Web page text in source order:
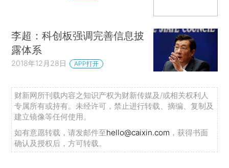
李超：科创板强调完善信息披
露体系
2018年12月28日 APP打开
财新网所刊载内容之知识产权为财新传媒及/或相关权利人
专属所有或持有。未经许可，禁止进行转载、摘编、复制及
建立镜像等任何使用。
如有意愿转载，请发邮件至hello@caixin.com ，获得书面
确认及授权后，方可转载。